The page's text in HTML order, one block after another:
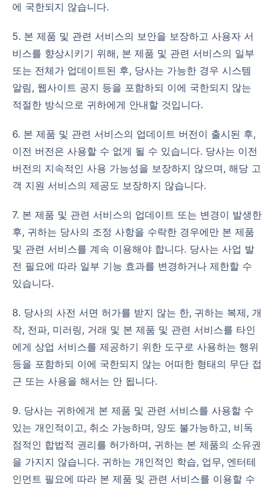
에 국한되지 않습니다.
5. 본 제품 및 관련 서비스의 보안을 보장하고 사용자 서
비스를 향상시키기 위해, 본 제품 및 관련 서비스의 일부
또는 전체가 업데이트된 후, 당사는 가능한 경우 시스템
알림, 웹사이트 공지 등을 포함하되 이에 국한되지 않는
적절한 방식으로 귀하에게 안내할 것입니다.
6. 본 제품 및 관련 서비스의 업데이트 버전이 출시된 후,
이전 버전은 사용할 수 없게 될 수 있습니다. 당사는 이전
버전의 지속적인 사용 가능성을 보장하지 않으며, 해당 고
객 지원 서비스의 제공도 보장하지 않습니다.
7. 본 제품 및 관련 서비스의 업데이트 또는 변경이 발생한
후, 귀하는 당사의 조정 사항을 수락한 경우에만 본 제품
및 관련 서비스를 계속 이용해야 합니다. 당사는 사업 발
전 필요에 따라 일부 기능 효과를 변경하거나 제한할 수
있습니다.
8. 당사의 사전 서면 허가를 받지 않는 한, 귀하는 복제, 개
작, 전파, 미러링, 거래 및 본 제품 및 관련 서비스를 타인
에게 상업 서비스를 제공하기 위한 도구로 사용하는 행위
등을 포함하되 이에 국한되지 않는 어떠한 형태의 무단 접
근 또는 사용을 해서는 안 됩니다.
9. 당사는 귀하에게 본 제품 및 관련 서비스를 사용할 수
있는 개인적이고, 취소 가능하며, 양도 불가능하고, 비독
점적인 합법적 권리를 허가하며, 귀하는 본 제품의 소유권
을 가지지 않습니다. 귀하는 개인적인 학습, 업무, 엔터테
인먼트 필요에 따라 본 제품 및 관련 서비스를 이용할 수